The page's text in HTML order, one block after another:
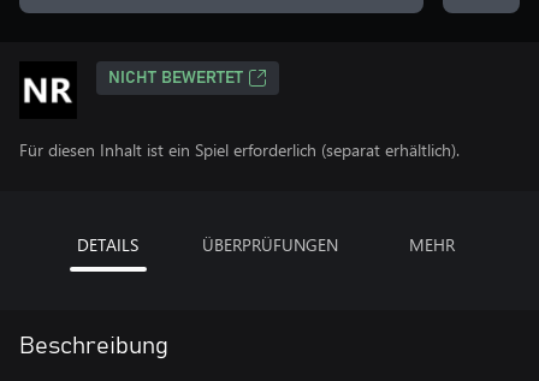
NICHT BEWERTET
Für diesen Inhalt ist ein Spiel erforderlich (separat erhältlich).
DETAILS ÜBERPRÜFUNGEN MEHR
Beschreibung